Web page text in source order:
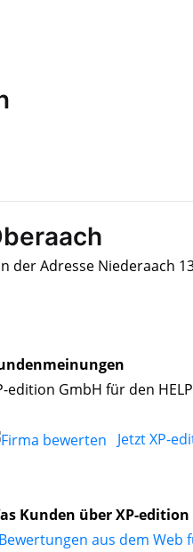
der Adresse Niederaach
edition GmbH für den
Jetzt XP-
Kunden über XP-edition
aus dem Web